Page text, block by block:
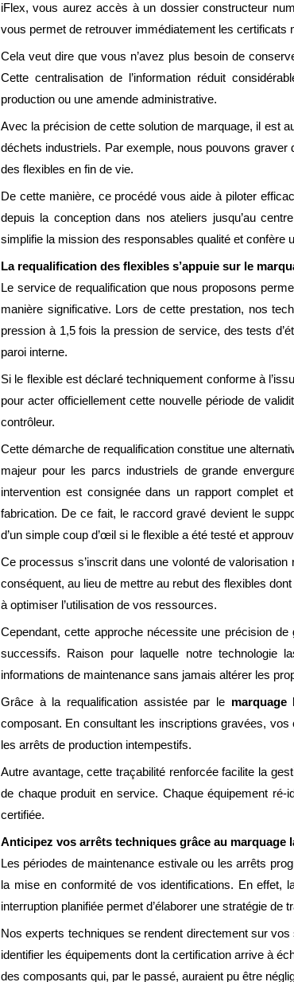
iFlex, vous aurez accès à un dossier constructeur
vous permet de retrouver immédiatement les certificats
Cela veut dire que vous n’avez plus besoin de
Cette centralisation de l’information réduit
production ou une amende administrative.
Avec la précision de cette solution de marquage, il est
déchets industriels. Par exemple, nous pouvons
des flexibles en fin de vie.
De cette manière, ce procédé vous aide à piloter
depuis la conception dans nos ateliers jusqu’au
simplifie la mission des responsables qualité et confère
La requalification des flexibles s’appuie sur le
Le service de requalification que nous proposons
manière significative. Lors de cette prestation, nos
pression à 1,5 fois la pression de service, des tests
paroi interne.
Si le flexible est déclaré techniquement conforme à
pour acter officiellement cette nouvelle période de
contrôleur.
Cette démarche de requalification constitue une
majeur pour les parcs industriels de grande
intervention est consignée dans un rapport complet
fabrication. De ce fait, le raccord gravé devient le
d’un simple coup d’œil si le flexible a été testé et
Ce processus s’inscrit dans une volonté de
conséquent, au lieu de mettre au rebut des flexibles
à optimiser l’utilisation de vos ressources.
Cependant, cette approche nécessite une précision
successifs. Raison pour laquelle notre technologie
informations de maintenance sans jamais altérer les
Grâce à la requalification assistée par le marquage
composant. En consultant les inscriptions gravées, vos
les arrêts de production intempestifs.
Autre avantage, cette traçabilité renforcée facilite la
de chaque produit en service. Chaque équipement
certifiée.
Anticipez vos arrêts techniques grâce au marquage
Les périodes de maintenance estivale ou les arrêts
la mise en conformité de vos identifications. En effet,
interruption planifiée permet d’élaborer une stratégie de
Nos experts techniques se rendent directement sur
identifier les équipements dont la certification arrive à
des composants qui, par le passé, auraient pu être